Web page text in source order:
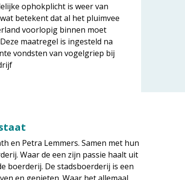
ophokplicht is weer van
betekent dat al het pluimvee
voorlopig binnen moet
maatregel is ingesteld na
vondsten van vogelgriep bij
en Petra Lemmers. Samen met hun
Waar de een zijn passie haalt uit
boerderij. De stadsboerderij is een